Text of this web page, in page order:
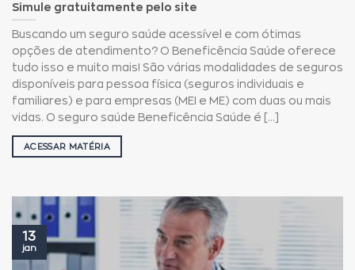
Simule gratuitamente pelo site
Buscando um seguro saúde acessível e com ótimas
opções de atendimento? O Beneficência Saúde oferece
tudo isso e muito mais! São várias modalidades de seguros
disponíveis para pessoa física (seguros individuais e
familiares) e para empresas (MEI e ME) com duas ou mais
vidas. O seguro saúde Beneficência Saúde é [...]
ACESSAR MATÉRIA
13
jan